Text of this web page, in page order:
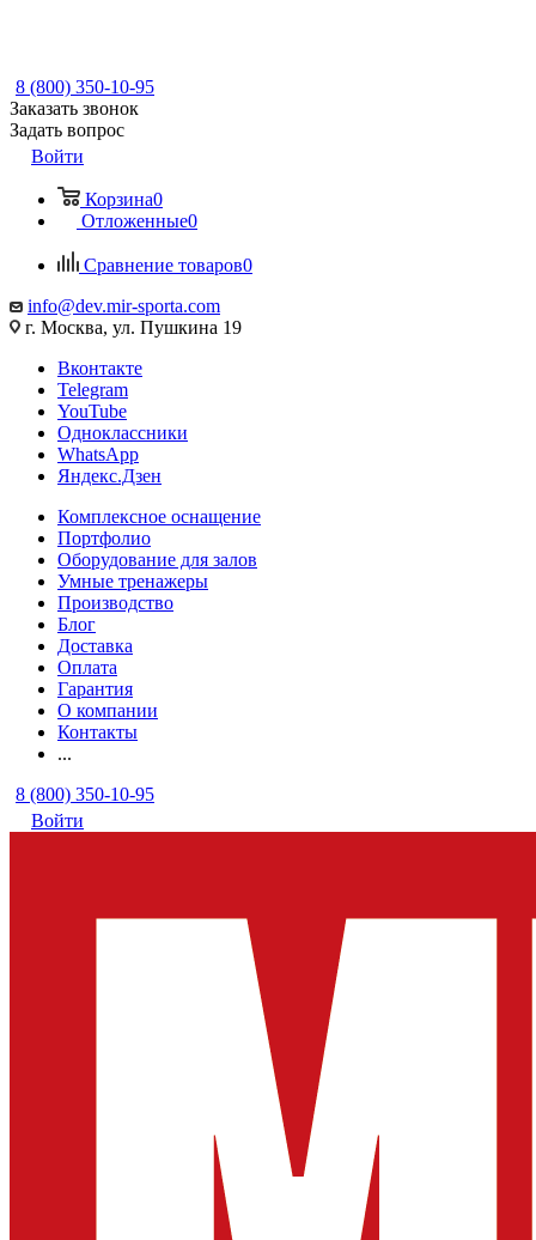
8 (800) 350-10-95
Заказать звонок
Задать вопрос
Войти
Корзина0
Отложенные0
Сравнение товаров0
info@dev.mir-sporta.com
г. Москва, ул. Пушкина 19
Вконтакте
Telegram
YouTube
Одноклассники
WhatsApp
Яндекс.Дзен
Комплексное оснащение
Портфолио
Оборудование для залов
Умные тренажеры
Производство
Блог
Доставка
Оплата
Гарантия
О компании
Контакты
...
8 (800) 350-10-95
Войти